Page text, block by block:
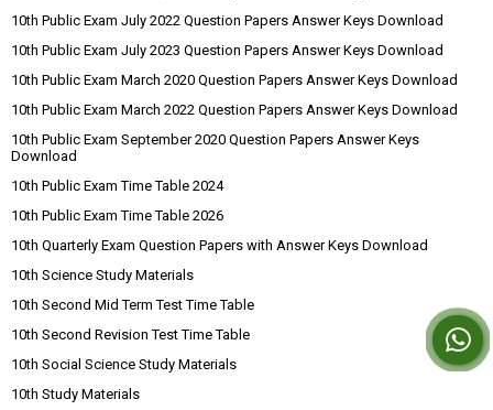
10th Public Exam July 2022 Question Papers Answer Keys Download
10th Public Exam July 2023 Question Papers Answer Keys Download
10th Public Exam March 2020 Question Papers Answer Keys Download
10th Public Exam March 2022 Question Papers Answer Keys Download
10th Public Exam September 2020 Question Papers Answer Keys
Download
10th Public Exam Time Table 2024
10th Public Exam Time Table 2026
10th Quarterly Exam Question Papers with Answer Keys Download
10th Science Study Materials
10th Second Mid Term Test Time Table
10th Second Revision Test Time Table
10th Social Science Study Materials
10th Study Materials